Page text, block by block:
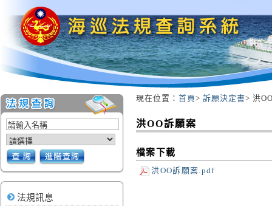
法規訊息
現在位置： 首頁> 訴願決定書> 洪
洪OO訴願案
檔案下載
洪OO訴願案.pdf